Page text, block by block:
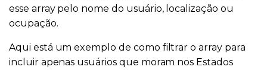
esse array pelo nome do usuário, localização ou
ocupação.
Aqui está um exemplo de como filtrar o array para
incluir apenas usuários que moram nos Estados